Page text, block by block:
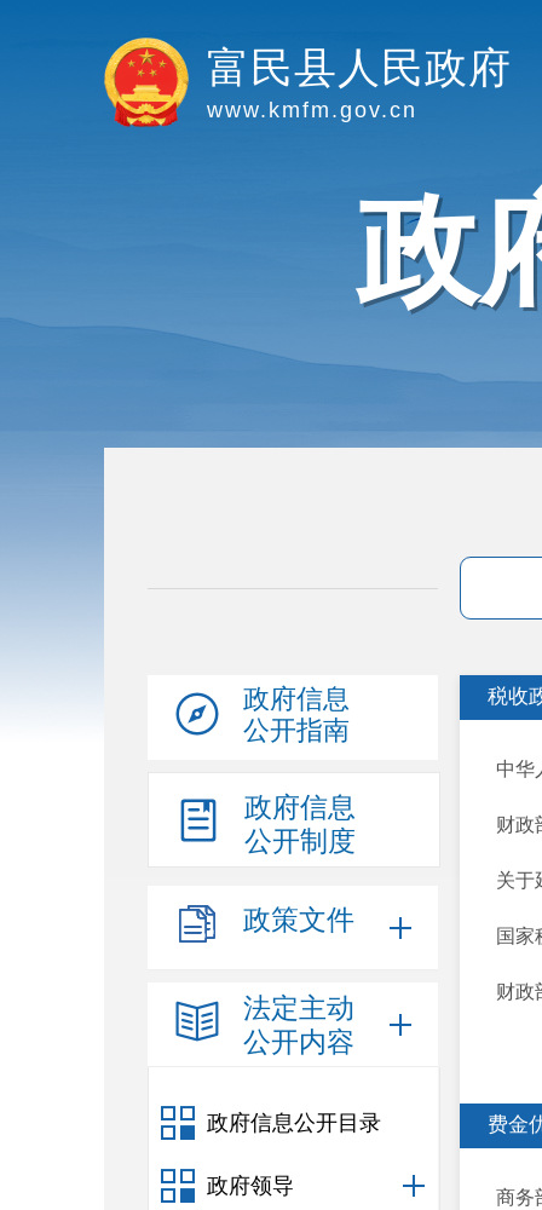
富民县人民政府
www.kmfm.gov.cn
政
政府信息
公开指南
政府信息
公开制度
政策文件
法定主动
公开内容
政府信息公开目录
政府领导
税收
中华
财政
关于
国家
财政
费金
商务